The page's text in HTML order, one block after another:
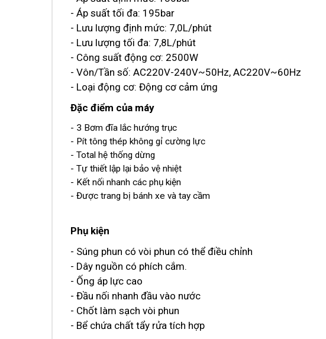
- Áp suất tối đa: 195bar
- Lưu lượng định mức: 7,0L/phút
- Lưu lượng tối đa: 7,8L/phút
- Công suất động cơ: 2500W
- Vôn/Tần số: AC220V-240V~50Hz, AC220V~60Hz
- Loại động cơ: Động cơ cảm ứng
Đặc điểm của máy
- 3 Bơm đĩa lắc hướng trục
- Pít tông thép không gỉ cường lực
- Total hệ thống dừng
- Tự thiết lập lại bảo vệ nhiệt
- Kết nối nhanh các phụ kiện
- Được trang bị bánh xe và tay cầm
Phụ kiện
- Súng phun có vòi phun có thể điều chỉnh
- Dây nguồn có phích cắm.
- Ống áp lực cao
- Đầu nối nhanh đầu vào nước
- Chốt làm sạch vòi phun
- Bể chứa chất tẩy rửa tích hợp